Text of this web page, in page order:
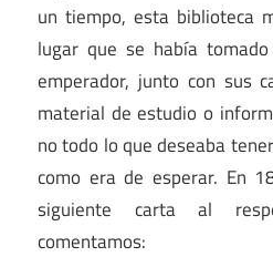
un tiempo, esta biblioteca
lugar que se había
emperador, junto con sus
material de estudio o
no todo lo que deseaba
como era de esperar. En
siguiente carta al
comentamos: